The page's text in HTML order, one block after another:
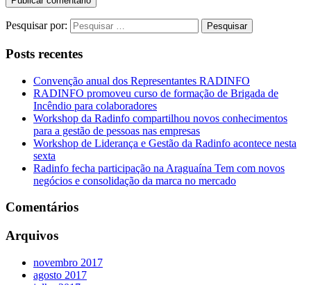
Pesquisar por:
Posts recentes
Convenção anual dos Representantes RADINFO
RADINFO promoveu curso de formação de Brigada de
Incêndio para colaboradores
Workshop da Radinfo compartilhou novos conhecimentos
para a gestão de pessoas nas empresas
Workshop de Liderança e Gestão da Radinfo acontece nesta
sexta
Radinfo fecha participação na Araguaína Tem com novos
negócios e consolidação da marca no mercado
Comentários
Arquivos
novembro 2017
agosto 2017